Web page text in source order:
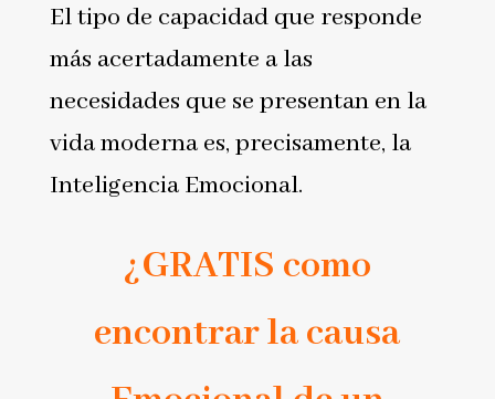
El tipo de capacidad que responde
más acertadamente a las
necesidades que se presentan en la
vida moderna es, precisamente, la
Inteligencia Emocional.
¿GRATIS como
encontrar la causa